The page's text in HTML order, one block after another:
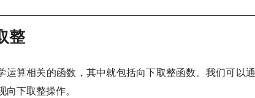
整
运算相关的函数，其中就包括向下取整函数。我们可以通
下取整操作。